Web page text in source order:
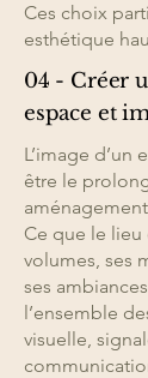
Ces choix
esthétique
04 - Créer
espace et
L’image
être le
Ce que le lieu
volumes, ses
ses
l’ensemble
visuelle,